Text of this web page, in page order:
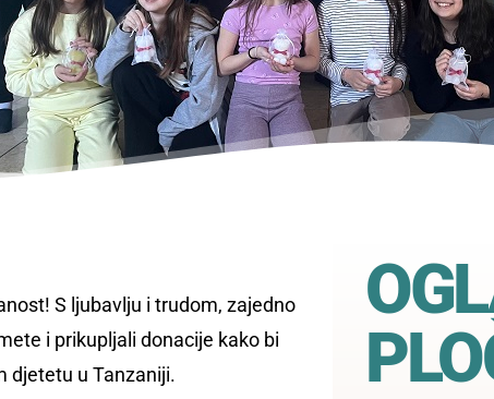
S ljubavlju i trudom, zajedno
i prikupljali donacije kako bi
djetetu u Tanzaniji.